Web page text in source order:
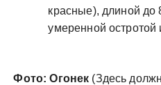
красные), длиной до
умеренной
Фото: Огонек (Здесь